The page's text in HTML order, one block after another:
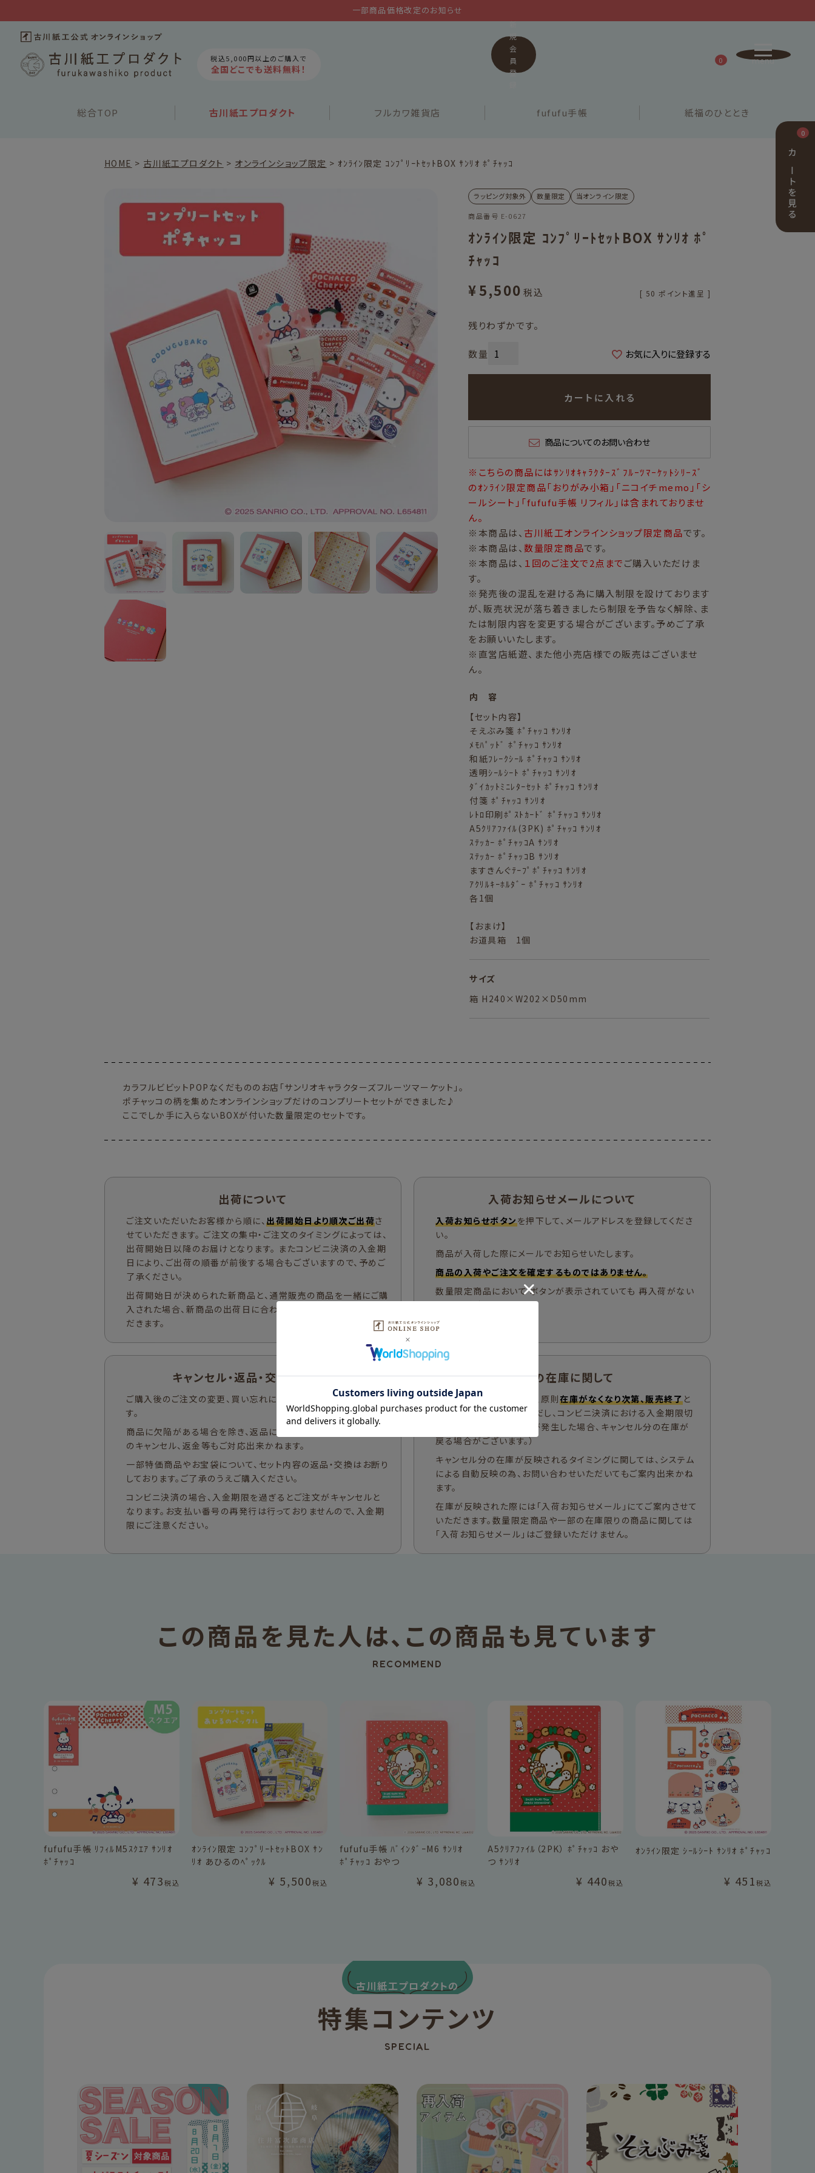
一部商品価格改定のお知らせ
税込5,000円以上のご購入で
全国どこでも送料無料！
総合TOP 古川紙工プロダクト フルカワ雑貨店 fufufu手帳 紙福のひととき
新
規
会
員
登
0
HOME 古川紙工プロダクト オンラインショップ限定 ｵﾝﾗｲﾝ限定 ｺﾝﾌﾟﾘｰﾄｾｯﾄBOX ｻﾝﾘｵ ﾎﾟﾁｬｯｺ
ラッピング対象外 数量限定 当オンライン限定
商品番号 E-0627
ｵﾝﾗｲﾝ限定 ｺﾝﾌﾟﾘｰﾄｾｯﾄBOX ｻﾝﾘｵ ﾎﾟ
ﾁｬｯｺ
¥5,500 税込 [ 50 ポイント進呈 ]
残りわずかです。
お気に入りに登録する
カートに入れる
商品についてのお問い合わせ
※こちらの商品にはｻﾝﾘｵｷｬﾗｸﾀｰｽﾞﾌﾙｰﾂﾏｰｹｯﾄｼﾘｰｽﾞ
のｵﾝﾗｲﾝ限定商品「おりがみ小箱」「ニコイチmemo」「シ
ールシート」「fufufu手帳 リフィル」は含まれておりませ
ん。
※本商品は、 古川紙工オンラインショップ限定商品です。
※本商品は、数量限定商品です。
※本商品は、 １回のご注文で2点までご購入いただけま
す。
※発売後の混乱を避ける為に購入制限を設けております
が、販売状況が落ち着きましたら制限を予告なく解除、ま
たは制限内容を変更する場合がございます。予めご了承
をお願いいたします。
※直営店紙遊、また他小売店様での販売はございませ
ん。
内 容
【セット内容】
そえぶみ箋 ﾎﾟﾁｬｯｺ ｻﾝﾘｵ
ﾒﾓﾊﾟｯﾄﾞ ﾎﾟﾁｬｯｺ ｻﾝﾘｵ
和紙ﾌﾚｰｸｼｰﾙ ﾎﾟﾁｬｯｺ ｻﾝﾘｵ
透明ｼｰﾙｼｰﾄ ﾎﾟﾁｬｯｺ ｻﾝﾘｵ
ﾀﾞｲｶｯﾄﾐﾆﾚﾀｰｾｯﾄ ﾎﾟﾁｬｯｺ ｻﾝﾘｵ
付箋 ﾎﾟﾁｬｯｺ ｻﾝﾘｵ
ﾚﾄﾛ印刷ﾎﾟｽﾄｶｰﾄﾞ ﾎﾟﾁｬｯｺ ｻﾝﾘｵ
A5ｸﾘｱﾌｧｲﾙ(3PK) ﾎﾟﾁｬｯｺ ｻﾝﾘｵ
ｽﾃｯｶｰ ﾎﾟﾁｬｯｺA ｻﾝﾘｵ
ｽﾃｯｶｰ ﾎﾟﾁｬｯｺB ｻﾝﾘｵ
ますきんぐﾃｰﾌﾟﾎﾟﾁｬｯｺ ｻﾝﾘｵ
ｱｸﾘﾙｷｰﾎﾙﾀﾞｰ ﾎﾟﾁｬｯｺ ｻﾝﾘｵ
各1個
【おまけ】
お道具箱 1個
サイズ
箱 H240×W202×D50mm
0
カートを見る
カラフルビビットPOPなくだもののお店「サンリオキャラクターズフルーツマーケット」。
ポチャッコの柄を集めたオンラインショップだけのコンプリートセットができました♪
ここでしか手に入らないBOXが付いた数量限定のセットです。
出荷について
ご注文いただいたお客様から順に、出荷開始日より順次ご出荷さ
せていただきます。 ご注文の集中・ご注文のタイミングによっては、
出荷開始日以降のお届けとなります。 またコンビニ決済の入金期
日により、ご出荷の順番が前後する場合もございますので、予めご
了承ください。
出荷開始日が決められた新商品と、通常販売の商品を一緒にご購
入された場合、新商品の出荷日に合わせて出荷手配をさせていた
だきます。
入荷お知らせメールについて
入荷お知らせボタンを押下して、メールアドレスを登録してくださ
い。
商品が入荷した際にメールでお知らせいたします。
商品の入荷やご注文を確定するものではありません。
数量限定商品において ボタンが表示されていても 再入荷がない
場合がございます。
キャンセル・返品・交換について
ご購入後のご注文の変更、買い忘れによる追加等は出来かねま
す。
商品に欠陥がある場合を除き、返品には応じておりません。発送後
のキャンセル、返金等もご対応出来かねます。
一部特価商品やお宝袋について、セット内容の返品・交換はお断り
しております。ご了承のうえご購入ください。
コンビニ決済の場合、入金期限を過ぎるとご注文がキャンセルと
なります。お支払い番号の再発行は行っておりませんので、入金期
限にご注意ください。
商品の在庫に関して
数量限定商品に関しては、原則在庫がなくなり次第、販売終了と
させていただきます。 （ただし、コンビニ決済における入金期限切
れによる注文キャンセルが発生した場合、キャンセル分の在庫が
戻る場合がございます。）
キャンセル分の在庫が反映されるタイミングに関しては、システム
による自動反映の為、お問い合わせいただいてもご案内出来かね
ます。
在庫が反映された際には「入荷お知らせメール」にてご案内させて
いただきます。数量限定商品や一部の在庫限りの商品に関しては
「入荷お知らせメール」はご登録いただけません。
この商品を見た人は、 この商品も見ています
RECOMMEND
fufufu手帳 ﾘﾌｨﾙM5ｽｸｴｱ ｻﾝﾘｵ
ﾎﾟﾁｬｯｺ
¥ 473税込
ｵﾝﾗｲﾝ限定 ｺﾝﾌﾟﾘｰﾄｾｯﾄBOX ｻﾝ
ﾘｵ あひるのﾍﾟｯｸﾙ
¥ 5,500税込
fufufu手帳 ﾊﾞｲﾝﾀﾞｰM6 ｻﾝﾘｵ
ﾎﾟﾁｬｯｺ おやつ
¥ 3,080税込
A5ｸﾘｱﾌｧｲﾙ（2PK） ﾎﾟﾁｬｯｺ おや
つ ｻﾝﾘｵ
¥ 440税込
ｵﾝﾗｲﾝ限定 ｼｰﾙｼｰﾄ ｻﾝﾘｵ ﾎﾟﾁｬｯｺ
¥ 451税込
古川紙工プロダクトの
特集コンテンツ
SPECIAL